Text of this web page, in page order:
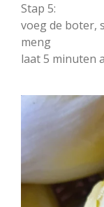
Stap 5:
voeg de boter,
meng
laat 5 minuten